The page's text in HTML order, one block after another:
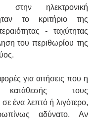
στην ηλεκτρονική
το κριτήριο της
- ταχύτητας
του περιθωρίου της
για αιτήσεις που η
κατάθεσής τους
ένα λεπτό ή λιγότερο,
αδύνατο. Αν